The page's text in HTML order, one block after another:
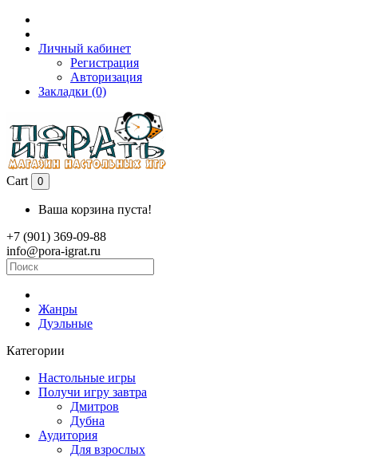
Личный кабинет
Регистрация
Авторизация
Закладки (0)
Cart 0
Ваша корзина пуста!
+7 (901) 369-09-88
info@pora-igrat.ru
Жанры
Дуэльные
Категории
Настольные игры
Получи игру завтра
Дмитров
Дубна
Аудитория
Для взрослых